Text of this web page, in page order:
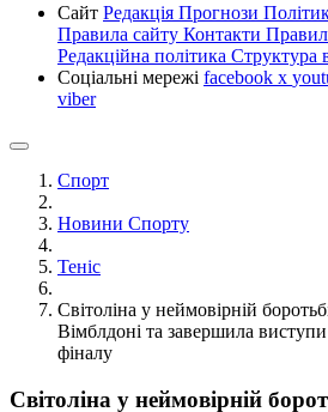
Сайт Редакція Прогнози
Правила сайту Контакти
Редакційна політика Структура
Соціальні мережі facebook x
viber
Спорт
Новини Спорту
Теніс
Світоліна у неймовірній
Вімблдоні та завершила
фіналу
Світоліна у неймовірній